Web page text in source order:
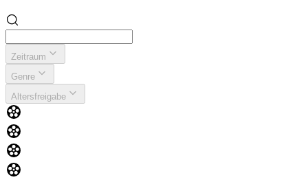
Zeitraum
Genre
Altersfreigabe